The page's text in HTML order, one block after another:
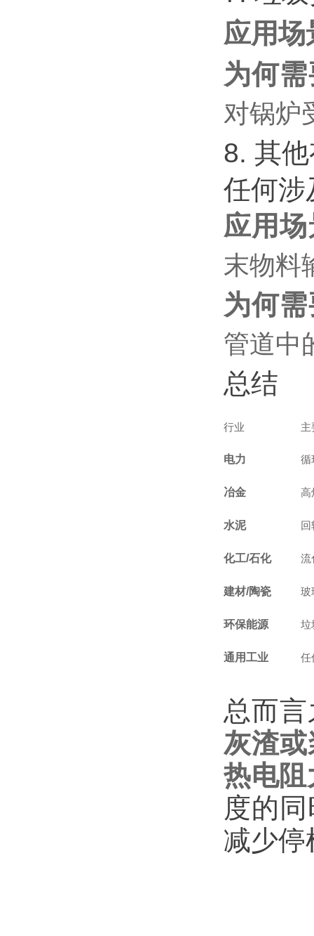
应用场
为何
对锅炉
8. 其
任何涉
应用
末物料
为何
管道中
总结
行业 主
电力 循
冶金 高
水泥 回
化工/石化 流
建材/陶瓷 玻
环保能源 垃
通用工业 任
总而
灰渣
热电
度的
减少停